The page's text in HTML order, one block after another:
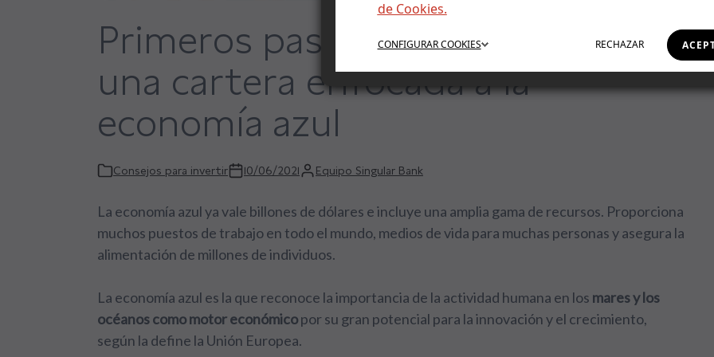
de Cookies.
RECHAZAR
CONFIGURARCOOKIES
Primeros pasos para hacerte con
una cartera enfocada a la
economía azul
Consejos para invertir 10/06/2021 Equipo Singular Bank
La economía azul ya vale billones de dólares e incluye una amplia gama de recursos. Proporciona
muchos puestos de trabajo en todo el mundo, medios de vida para muchas personas y asegura la
alimentación de millones de individuos.
La economía azul es la que reconoce la importancia de la actividad humana en los mares y los
océanos como motor económicopor su gran potencial para la innovación y el crecimiento,
según la define la Unión Europea.